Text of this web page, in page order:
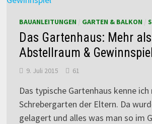
BAUANLEITUNGEN GARTEN & BALKON
Das Gartenhaus: Mehr
Abstellraum & Gewinnspiel
9. Juli 2015 61
Das typische Gartenhaus kenne
Schrebergarten der Eltern. Da
gelagert und alles was man so im